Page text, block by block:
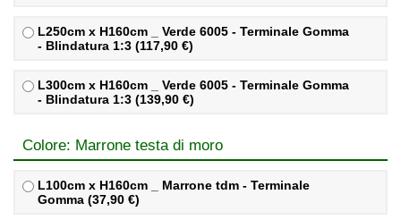
L250cm x H160cm _ Verde 6005 - Terminale Gomma
- Blindatura 1:3 (117,90 €)
L300cm x H160cm _ Verde 6005 - Terminale Gomma
- Blindatura 1:3 (139,90 €)
Colore: Marrone testa di moro
L100cm x H160cm _ Marrone tdm - Terminale
Gomma (37,90 €)